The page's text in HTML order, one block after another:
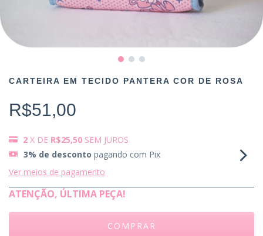
CARTEIRA EM TECIDO PANTERA COR DE ROSA
R$51,00
2 X DE R$25,50 SEM JUROS
3% de desconto pagando com Pix
Ver meios de pagamento
ATENÇÃO, ÚLTIMA PEÇA!